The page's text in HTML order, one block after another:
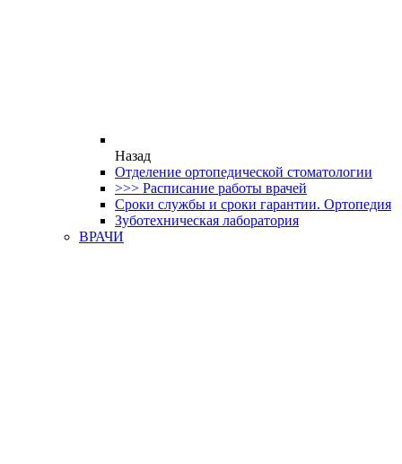
Назад
Отделение ортопедической стоматологии
>>> Расписание работы врачей
Сроки службы и сроки гарантии. Ортопедия
Зуботехническая лаборатория
ВРАЧИ